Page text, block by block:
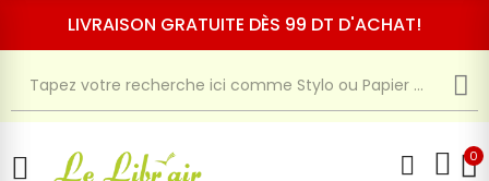
LIVRAISON GRATUITE DÈS 99 DT D'ACHAT!
0